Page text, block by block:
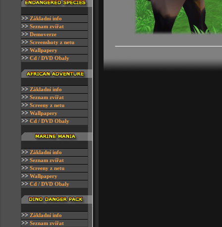
>> Základní info
>> Seznam zvířat
>> Demoverze
>> Screenshoty z netu
>> Wallpapery
>> Cd / DVD Obaly
>> Základní info
>> Seznam zvířat
>> Screeny z netu
>> Wallpapery
>> Cd / DVD Obaly
>> Základní info
>> Seznam zvířat
>> Screeny z netu
>> Wallpapery
>> Cd / DVD Obaly
>> Základní info
>> Seznam zvířat